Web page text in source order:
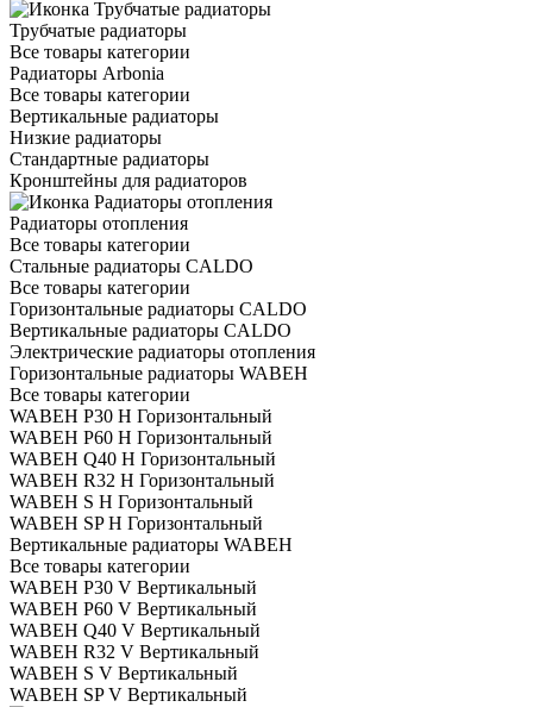
Трубчатые радиаторы
Все товары категории
Радиаторы Arbonia
Все товары категории
Вертикальные радиаторы
Низкие радиаторы
Стандартные радиаторы
Кронштейны для радиаторов
Радиаторы отопления
Все товары категории
Стальные радиаторы CALDO
Все товары категории
Горизонтальные радиаторы CALDO
Вертикальные радиаторы CALDO
Электрические радиаторы отопления
Горизонтальные радиаторы WABEH
Все товары категории
WABEH P30 H Горизонтальный
WABEH P60 H Горизонтальный
WABEH Q40 H Горизонтальный
WABEH R32 H Горизонтальный
WABEH S H Горизонтальный
WABEH SP H Горизонтальный
Вертикальные радиаторы WABEH
Все товары категории
WABEH P30 V Вертикальный
WABEH P60 V Вертикальный
WABEH Q40 V Вертикальный
WABEH R32 V Вертикальный
WABEH S V Вертикальный
WABEH SP V Вертикальный